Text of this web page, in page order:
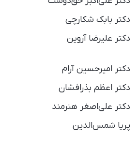
دکتر بابک شکارچی
دکتر علیرضا آروین
دکتر امیرحسین آرام
دکتر اعظم بذرافشان
دکتر علی‌اصغر هنرمند
پریا شمس‌الدین